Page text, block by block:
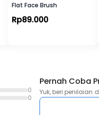
Flat Face Brush
Rp89.000
0
0
Pernah Coba
Yuk, beri penilaian